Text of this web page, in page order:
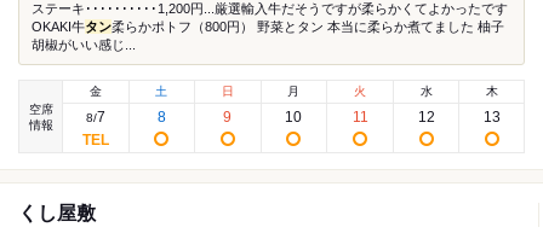
ステーキ･･････････1,200円...厳選輸入牛だそうですが柔らかくてよかったです
OKAKI牛タン柔らかポトフ（800円） 野菜とタン 本当に柔らか煮てました 柚子
胡椒がいい感じ...
空席
情報
金
8/7
土
8
日
9
月
10
火
11
水
12
木
13
くし屋敷